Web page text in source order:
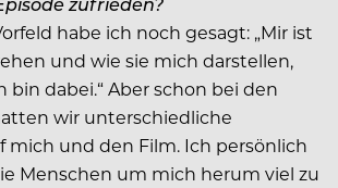
habe ich noch gesagt: „Mir ist
und wie sie mich darstellen,
bin dabei.“ Aber schon bei den
wir unterschiedliche
mich und den Film. Ich persönlich
Menschen um mich herum viel zu